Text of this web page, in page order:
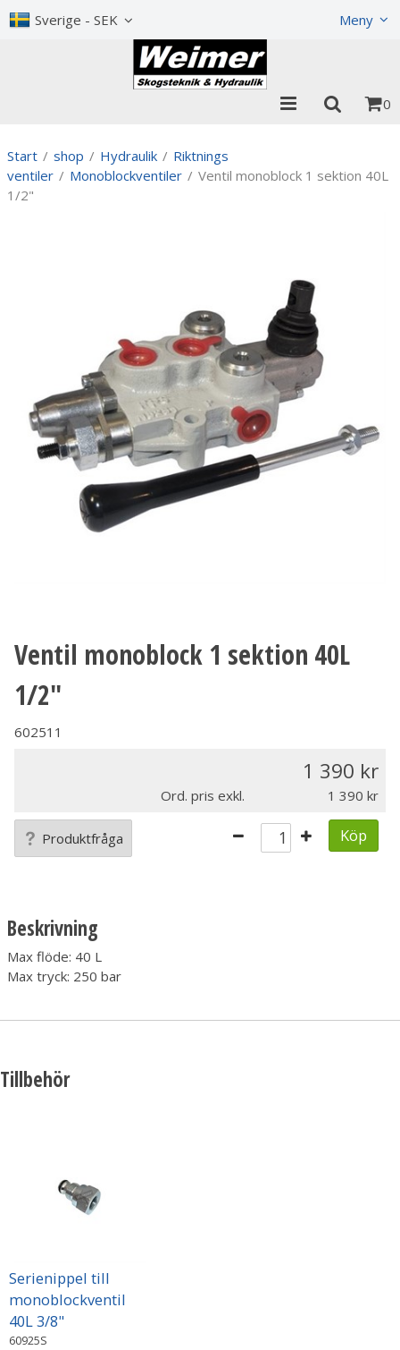
Sverige - SEK Meny
0
Start / shop / Hydraulik / Riktnings
ventiler / Monoblockventiler / Ventil monoblock 1 sektion 40L
1/2"
Ventil monoblock 1 sektion 40L
1/2"
602511
1 390
Ord. pris exkl. 1 390
Produktfråga Köp
Beskrivning
Max flöde: 40 L
Max tryck: 250 bar
Tillbehör
Serienippel till
monoblockventil
40L 3/8"
60925S